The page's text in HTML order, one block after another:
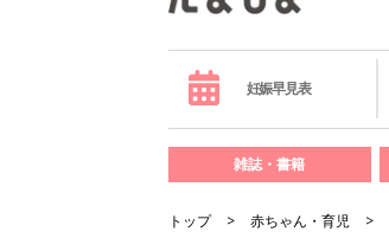
妊娠早見表
雑誌・書籍
トップ 赤ちゃん・育児